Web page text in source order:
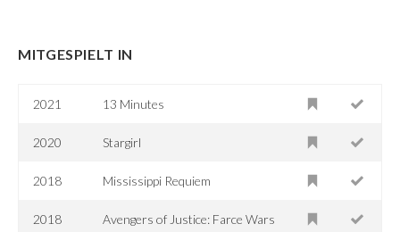
MITGESPIELT IN
2021 13 Minutes
2020 Stargirl
2018 Mississippi Requiem
2018 Avengers of Justice: Farce Wars